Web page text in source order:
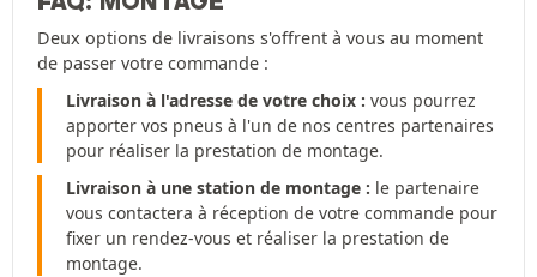
Deux options de livraisons s'offrent à vous au moment
de passer votre commande :
Livraison à l'adresse de votre choix : vous pourrez
apporter vos pneus à l'un de nos centres partenaires
pour réaliser la prestation de montage.
Livraison à une station de montage : le partenaire
vous contactera à réception de votre commande pour
fixer un rendez-vous et réaliser la prestation de
montage.